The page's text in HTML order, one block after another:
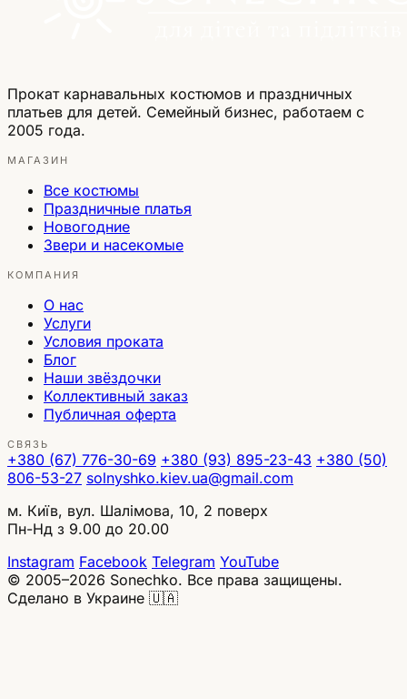
Прокат карнавальных костюмов и праздничных
платьев для детей. Семейный бизнес, работаем с
2005 года.
МАГАЗИН
Все костюмы
Праздничные платья
Новогодние
Звери и насекомые
КОМПАНИЯ
О нас
Услуги
Условия проката
Блог
Наши звёздочки
Коллективный заказ
Публичная оферта
СВЯЗЬ
+380 (67) 776-30-69 +380 (93) 895-23-43 +380 (50)
806-53-27 solnyshko.kiev.ua@gmail.com
м. Київ, вул. Шалімова, 10, 2 поверх
Пн-Нд з 9.00 до 20.00
Instagram Facebook Telegram YouTube
© 2005–2026 Sonechko. Все права защищены.
Сделано в Украине 🇺🇦